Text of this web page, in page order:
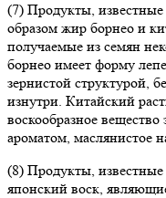
(7) Продукты,
образом жир борнео и
получаемые из семян
борнео имеет форму
зернистой структурой,
изнутри. Китайский
воскообразное вещество
ароматом, маслянистое
(8) Продукты,
японский воск,